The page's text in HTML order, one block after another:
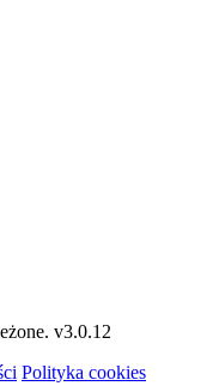
v3.0.12
Polityka cookies